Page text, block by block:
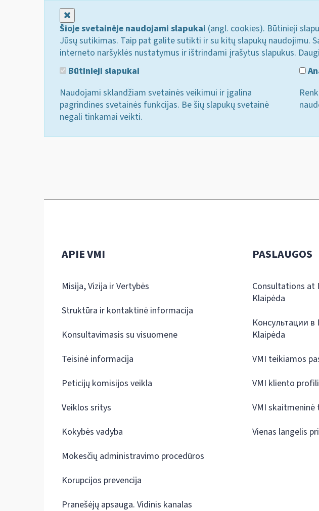
Šioje svetainėje naudojami slapukai (angl. cookies). Būtinieji
Jūsų sutikimas. Taip pat galite sutikti ir su kitų slapukų naudojimu.
interneto naršyklės nustatymus ir ištrindami įrašytus slapukus.
Būtinieji slapukai
Naudojami sklandžiam svetainės veikimui ir įgalina
pagrindines svetainės funkcijas. Be šių slapukų svetainė
negali tinkamai veikti.
APIE VMI
Misija, Vizija ir Vertybės
Struktūra ir kontaktinė informacija
Konsultavimasis su visuomene
Teisinė informacija
Peticijų komisijos veikla
Veiklos sritys
Kokybės vadyba
Mokesčių administravimo procedūros
Korupcijos prevencija
Pranešėjų apsauga. Vidinis kanalas
PASLAUGOS
Consultations at
Klaipėda
Консультации
Klaipėda
VMI teikiamos
VMI kliento
VMI
Vienas langelis